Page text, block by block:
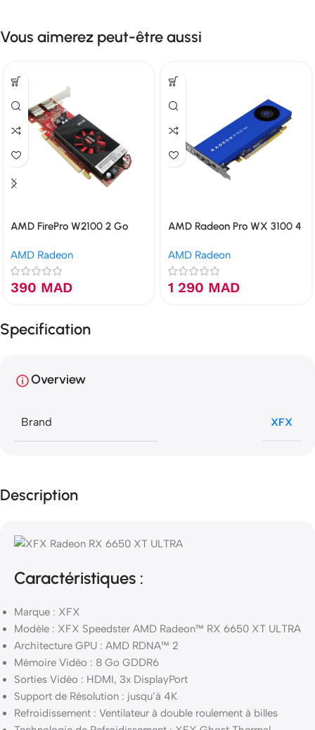
Vous aimerez peut-être aussi
AMD FirePro W2100 2 Go
AMD Radeon
390 MAD
AMD Radeon Pro WX 3100 4
AMD Radeon
1 290 MAD
Specification
Overview
Brand XFX
Description
Caractéristiques :
Marque : XFX
Modèle : XFX Speedster AMD Radeon™ RX 6650 XT ULTRA
Architecture GPU : AMD RDNA™ 2
Mémoire Vidéo : 8 Go GDDR6
Sorties Vidéo : HDMI, 3x DisplayPort
Support de Résolution : jusqu’à 4K
Refroidissement : Ventilateur à double roulement à billes